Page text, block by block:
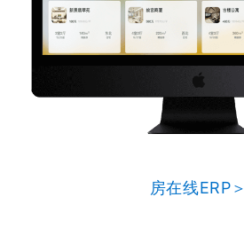
房在线ERP＞